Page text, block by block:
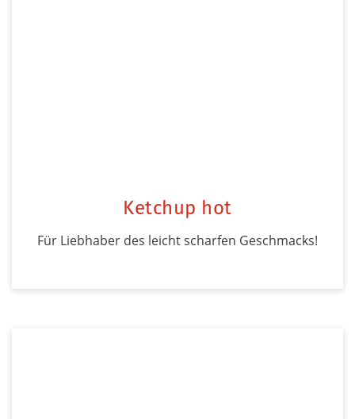
Ketchup hot
Für Liebhaber des leicht scharfen Geschmacks!